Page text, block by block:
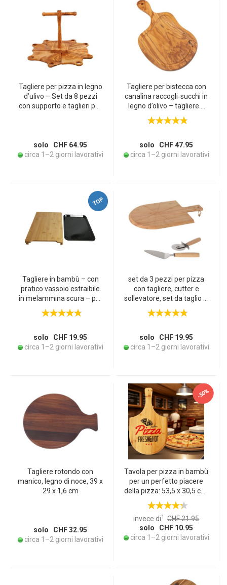
Tagliere per pizza in legno
d’ulivo – Set da 8 pezzi
con supporto e taglieri per
solo CHF 64.95
circa 1–2 giorni lavorativi
Tagliere per bistecca con
canalina raccogli‑succhi in
legno d’olivo – tagliere e
vassoio da servizio per
carne, frutta e verdura –
pezzo unico, Made in Italy
solo CHF 47.95
circa 1–2 giorni lavorativi
TOP
Tagliere in bambù – con
pratico vassoio estraibile
in melammina scura – per
servire e raccogliere gli
scarti – robusto e
cm
solo CHF 19.95
circa 1–2 giorni lavorativi
set da 3 pezzi per pizza
con tagliere, cutter e
sollevatore, set da taglio in
bambù
solo CHF 19.95
circa 1–2 giorni lavorativi
Tagliere rotondo con
manico, legno di noce, 39 x
29 x 1,6 cm
solo CHF 32.95
circa 1–2 giorni lavorativi
-50%
Tavola per pizza in bambù
per un perfetto piacere
della pizza: 53,5 x 30,5 cm,
con stampa trendy,
moderna e pratica - per
esperienze indimenticabili
con la pizza
invece di1
CHF 21.95
solo CHF 10.95
circa 1–2 giorni lavorativi